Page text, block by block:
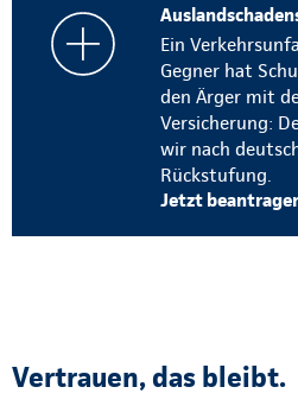
Ein
Gegner hat
den Ärger mit
Versicherung:
wir nach
Rückstufung.
Jetzt
Vertrauen, das bleibt.